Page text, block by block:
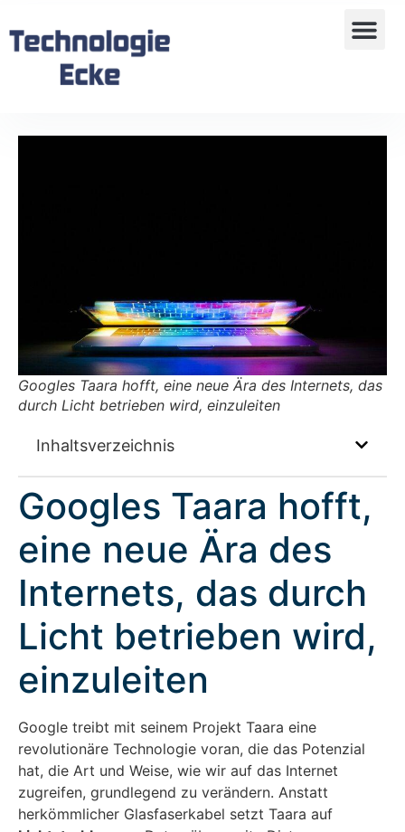
Googles Taara hofft, eine neue Ära des Internets, das
durch Licht betrieben wird, einzuleiten
Inhaltsverzeichnis
Googles Taara hofft,
eine neue Ära des
Internets, das durch
Licht betrieben wird,
einzuleiten
Google treibt mit seinem Projekt Taara eine
revolutionäre Technologie voran, die das Potenzial
hat, die Art und Weise, wie wir auf das Internet
zugreifen, grundlegend zu verändern. Anstatt
herkömmlicher Glasfaserkabel setzt Taara auf